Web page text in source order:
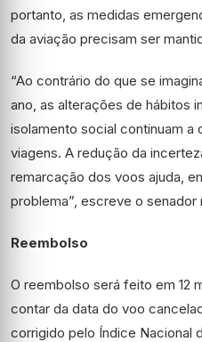
portanto, as medidas
da aviação precisam ser
“Ao contrário do que se
ano, as alterações de hábitos
isolamento social continuam a
viagens. A redução da
remarcação dos voos ajuda,
problema”, escreve o senador
Reembolso
O reembolso será feito em 12
contar da data do voo
corrigido pelo Índice Nacional